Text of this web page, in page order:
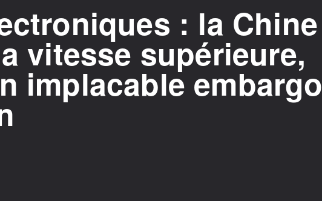
: la Chine
vitesse supérieure,
implacable embargo